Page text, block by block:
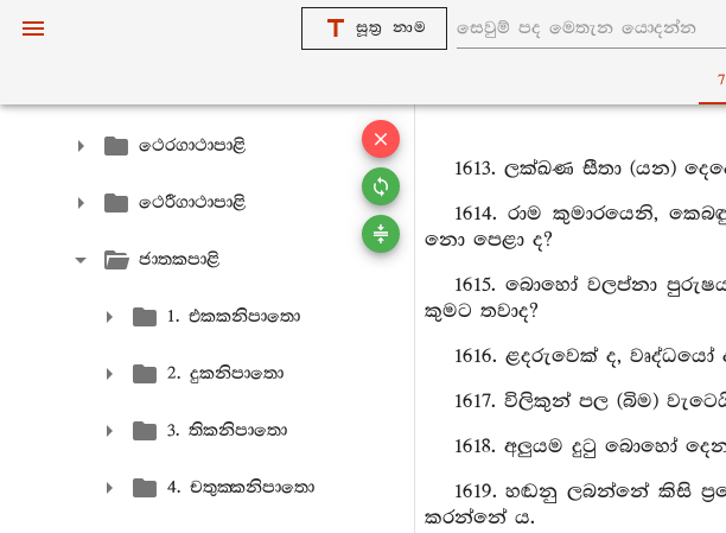
සූත්‍ර නාම
ථෙරගාථාපාළි
ථෙරීගාථාපාළි
ජාතකපාළි
1. එකකනිපාතො
2. දුකනිපාතො
3. තිකනිපාතො
4. චතුක‍්කනිපාතො
1613. ලක්ඛණ සීතා (යන)
1614. රාම කුමාරයෙනි,
නො පෙළා ද?
1615. බොහෝ වලප්නා
කුමට තවාද?
1616. ළදරුවෙක් ද,
1617. විලිකුන් පල (බිම)
1618. අලුයම දුටු බොහෝ
1619. හඬනු ලබන්නේ කිසි
කරන්නේ ය.